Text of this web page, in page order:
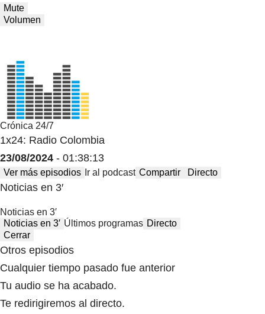
Mute
Volumen
Crónica 24/7
1x24: Radio Colombia
23/08/2024 - 01:38:13
Ver más episodios Ir al podcast Compartir Directo
Noticias en 3′
Noticias en 3′
Noticias en 3′ Últimos programas Directo
Cerrar
Otros episodios
Cualquier tiempo pasado fue anterior
Tu audio se ha acabado.
Te redirigiremos al directo.